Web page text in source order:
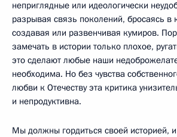
неприглядные или идеологически
разрывая связь поколений, бросаясь в
создавая или развенчивая кумиров.
замечать в истории только плохое,
это сделают любые наши
необходима. Но без чувства
любви к Отечеству эта критика
и непродуктивна.
Мы должны гордиться своей историей,